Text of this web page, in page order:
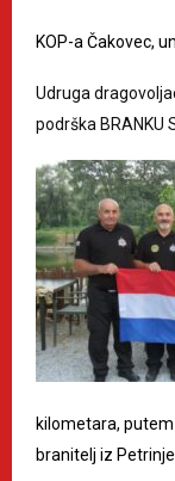
KOP-a Čakovec,
Udruga
podrška BRANKU
kilometara,
branitelj iz